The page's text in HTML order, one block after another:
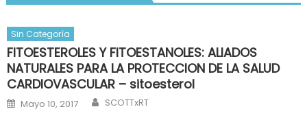
Sin Categoría
FITOESTEROLES Y FITOESTANOLES: ALIADOS
NATURALES PARA LA PROTECCION DE LA SALUD
CARDIOVASCULAR – sitoesterol
Posted
on
Mayo 10, 2017 Author
SCOTTxRT